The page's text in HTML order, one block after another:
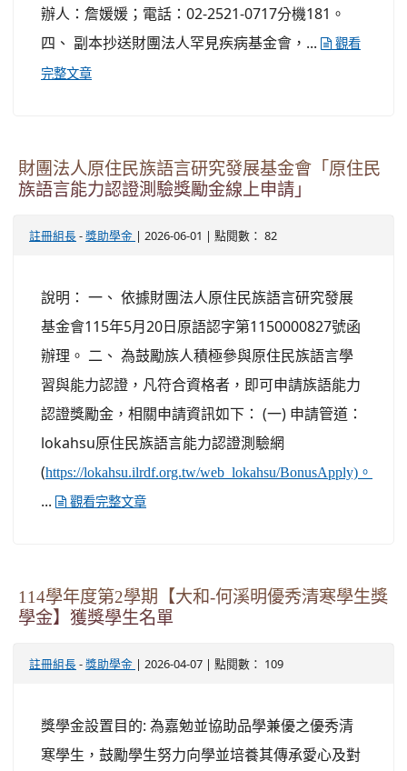
辦人：詹媛媛；電話：02-2521-0717分機181。
四、 副本抄送財團法人罕見疾病基金會，...
觀看
完整文章
財團法人原住民族語言研究發展基金會「原住民
族語言能力認證測驗獎勵金線上申請」
註冊組長 - 獎助學金 | 2026-06-01 | 點閱數： 82
說明： 一、 依據財團法人原住民族語言研究發展
基金會115年5月20日原語認字第1150000827號函
辦理。 二、 為鼓勵族人積極參與原住民族語言學
習與能力認證，凡符合資格者，即可申請族語能力
認證獎勵金，相關申請資訊如下： (一) 申請管道：
lokahsu原住民族語言能力認證測驗網
(https://lokahsu.ilrdf.org.tw/web_lokahsu/BonusApply)。
... 觀看完整文章
114學年度第2學期【大和-何溪明優秀清寒學生獎
學金】獲獎學生名單
註冊組長 - 獎助學金 | 2026-04-07 | 點閱數： 109
獎學金設置目的: 為嘉勉並協助品學兼優之優秀清
寒學生，鼓勵學生努力向學並培養其傳承愛心及對